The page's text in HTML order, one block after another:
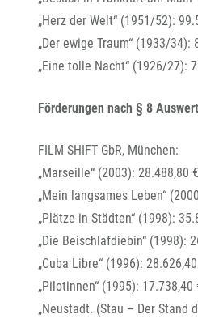
„Herz der Welt“ (1951/52):
„Der ewige Traum“ (1933/34):
„Eine tolle Nacht“ (1926/27):
Förderungen nach § 8
FILM SHIFT GbR, München:
„Marseille“ (2003): 28.488,80 €
„Mein langsames Leben“
„Plätze in Städten“ (1998):
„Die Beischlafdiebin“ (1998):
„Cuba Libre“ (1996):
„Pilotinnen“ (1995): 17.738,40
„Neustadt. (Stau – Der Stand